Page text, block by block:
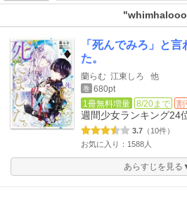
「死んでみろ」と
た。
蘭らむ 江東しろ 他
巻 680pt
1冊無料増量
8/20まで 割
週間少女ランキング24
3.7 （10件）
お気に入り：1588人
あらすじを見る